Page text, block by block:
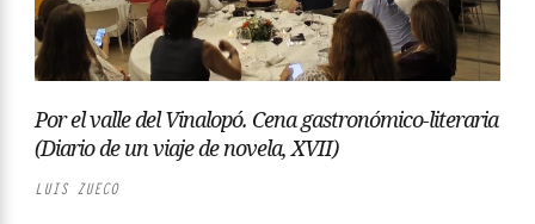
Por el valle del Vinalopó. Cena gastronómico-literaria
(Diario de un viaje de novela, XVII)
LUIS ZUECO